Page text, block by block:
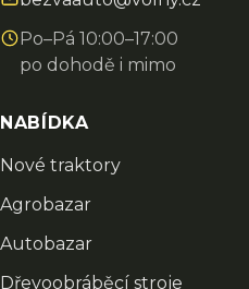
Po–Pá 10:00–17:00
po dohodě i mimo
NABÍDKA
Nové traktory
Agrobazar
Autobazar
Dřevoobráběcí stroje